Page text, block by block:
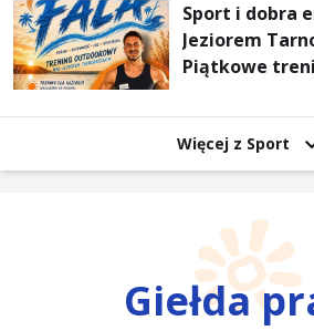
Sport i dobra
Jeziorem
Piątkowe
Więcej z Sport
Giełda